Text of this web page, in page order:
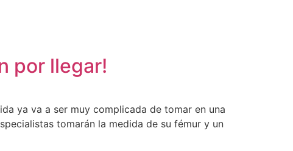
por llegar!
ya va a ser muy complicada de tomar en una
tomarán la medida de su fémur y un